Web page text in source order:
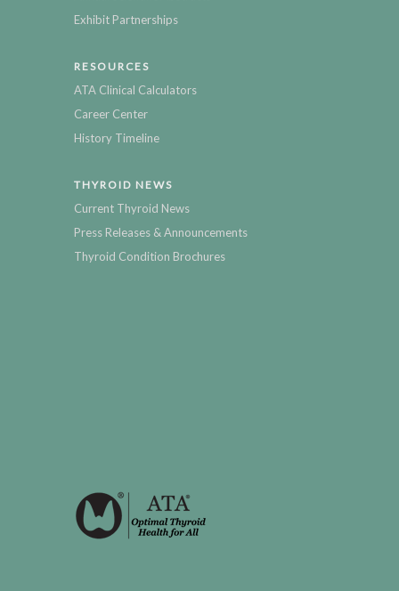
Exhibit Partnerships
RESOURCES
ATA Clinical Calculators
Career Center
History Timeline
THYROID NEWS
Current Thyroid News
Press Releases & Announcements
Thyroid Condition Brochures